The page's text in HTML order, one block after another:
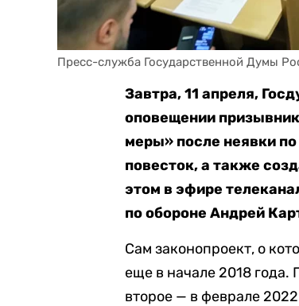
Пресс-служба Государственной Думы
Завтра, 11 апреля,
оповещении
меры» после неявки
повесток, а также
этом в эфире
по обороне Андрей
Сам законопроект, о
еще в начале 2018 года.
второе — в феврале